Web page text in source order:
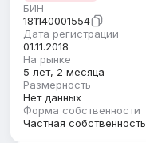
БИН
181140001554
Дата регистрации
01.11.2018
На рынке
5 лет, 2 месяца
Размерность
Нет данных
Форма собственности
Частная собственность